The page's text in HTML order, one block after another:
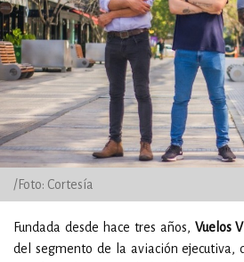
/Foto: Cortesía
Fundada desde hace tres años, Vuelos
del segmento de la aviación ejecutiva,